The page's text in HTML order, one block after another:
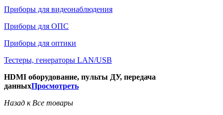
Приборы для видеонаблюдения
Приборы для ОПС
Приборы для оптики
Тестеры, генераторы LAN/USB
HDMI оборудование, пульты ДУ, передача
данныхПросмотреть
Назад к Все товары